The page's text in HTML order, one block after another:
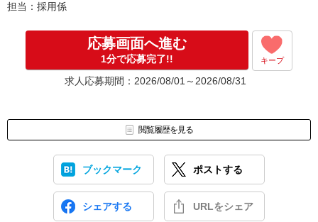
担当：採用係
応募画面へ進む
1分で応募完了!! キープ
求人応募期間：2026/08/01～2026/08/31
閲覧履歴を見る
ブックマーク ポストする
シェアする URLをシェア